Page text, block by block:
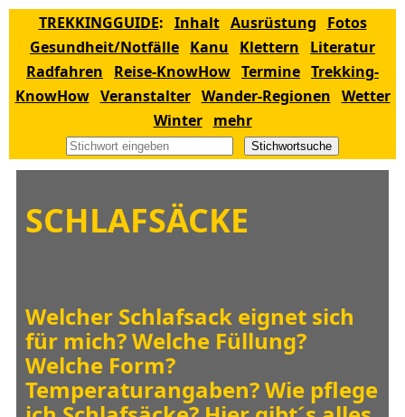
TREKKINGGUIDE: Inhalt Ausrüstung
Fotos
Gesundheit/Notfälle Kanu Klettern
Literatur
Radfahren
Reise-KnowHow Termine Trekking-
KnowHow Veranstalter Wander-Regionen Wetter
Winter
mehr
Stichwortsuche
SCHLAFSÄCKE
Welcher Schlafsack eignet sich
für mich? Welche Füllung?
Welche Form?
Temperaturangaben? Wie pflege